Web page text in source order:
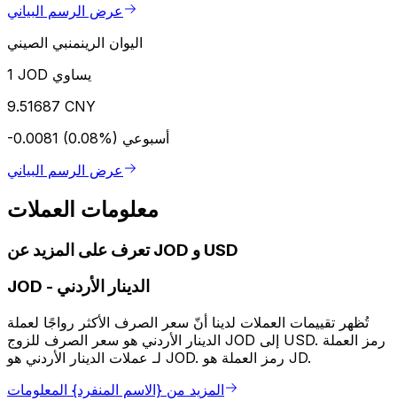
عرض الرسم البياني
اليوان الرينمنبي الصيني
1 JOD يساوي
9.51687 CNY
-0.0081 (0.08%) أسبوعي
عرض الرسم البياني
معلومات العملات
تعرف على المزيد عن JOD و USD
JOD - الدينار الأردني
تُظهر تقييمات العملات لدينا أنّ سعر الصرف الأكثر رواجًا لعملة
الدينار الأردني هو سعر الصرف للزوج JOD إلى USD. رمز العملة
لـ عملات الدينار الأردني هو JOD. رمز العملة هو JD.
المزيد من {الاسم المنفرد} المعلومات